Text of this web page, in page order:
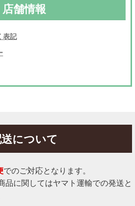
店舗情報
表記
について
でのご対応となります。
品に関してはヤマト運輸での発送と